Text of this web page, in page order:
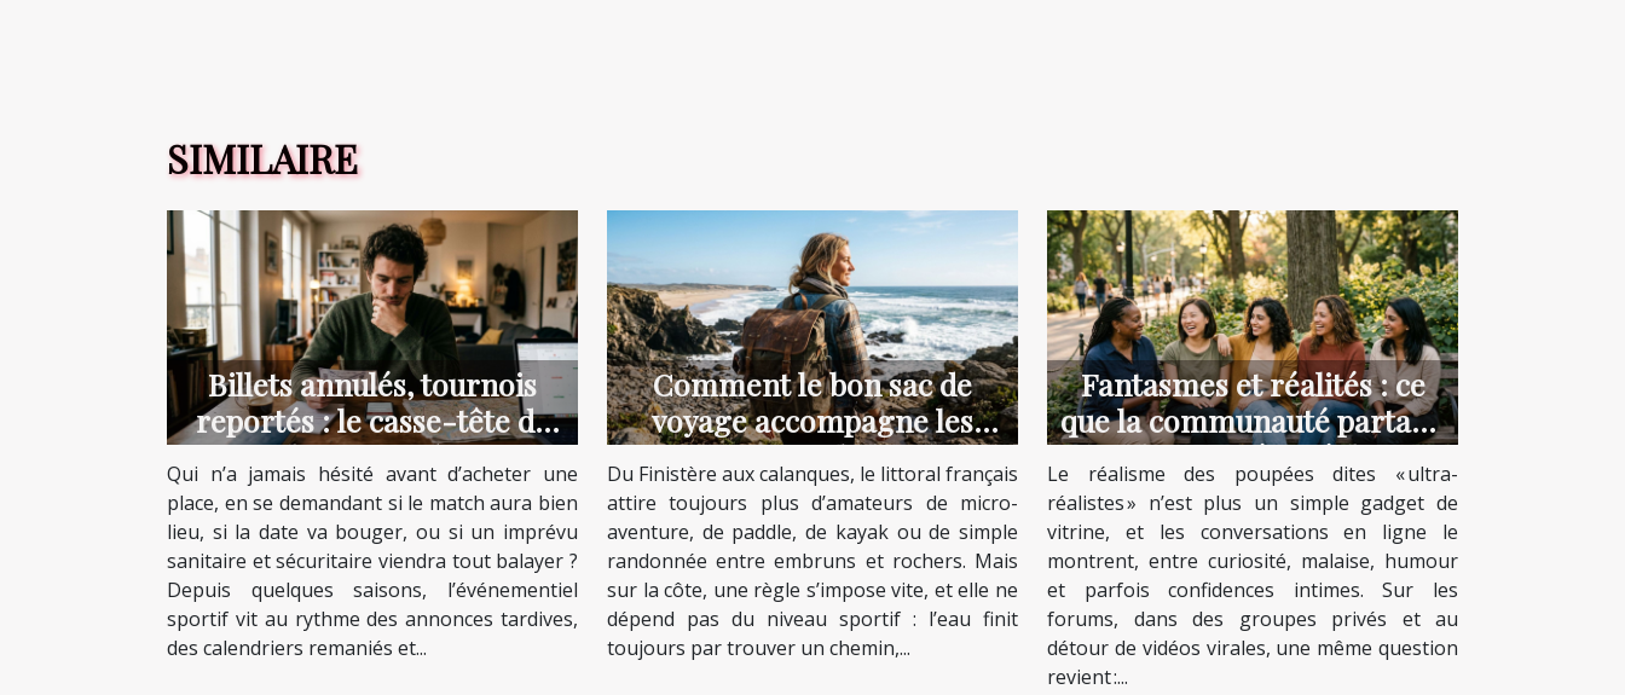
SIMILAIRE
Billets annulés, tournois
reportés : le casse-tête de
l’incertitude
Qui n’a jamais hésité avant d’acheter une
place, en se demandant si le match aura bien
lieu, si la date va bouger, ou si un imprévu
sanitaire et sécuritaire viendra tout balayer ?
Depuis quelques saisons, l’événementiel
sportif vit au rythme des annonces tardives,
des calendriers remaniés et...
Comment le bon sac de
voyage accompagne les
aventuriers du littoral
Du Finistère aux calanques, le littoral français
attire toujours plus d’amateurs de micro-
aventure, de paddle, de kayak ou de simple
randonnée entre embruns et rochers. Mais
sur la côte, une règle s’impose vite, et elle ne
dépend pas du niveau sportif : l’eau finit
toujours par trouver un chemin,...
Fantasmes et réalités : ce
que la communauté partage
sur les poupées réalistes
Le réalisme des poupées dites « ultra-
réalistes » n’est plus un simple gadget de
vitrine, et les conversations en ligne le
montrent, entre curiosité, malaise, humour
et parfois confidences intimes. Sur les
forums, dans des groupes privés et au
détour de vidéos virales, une même question
revient :...